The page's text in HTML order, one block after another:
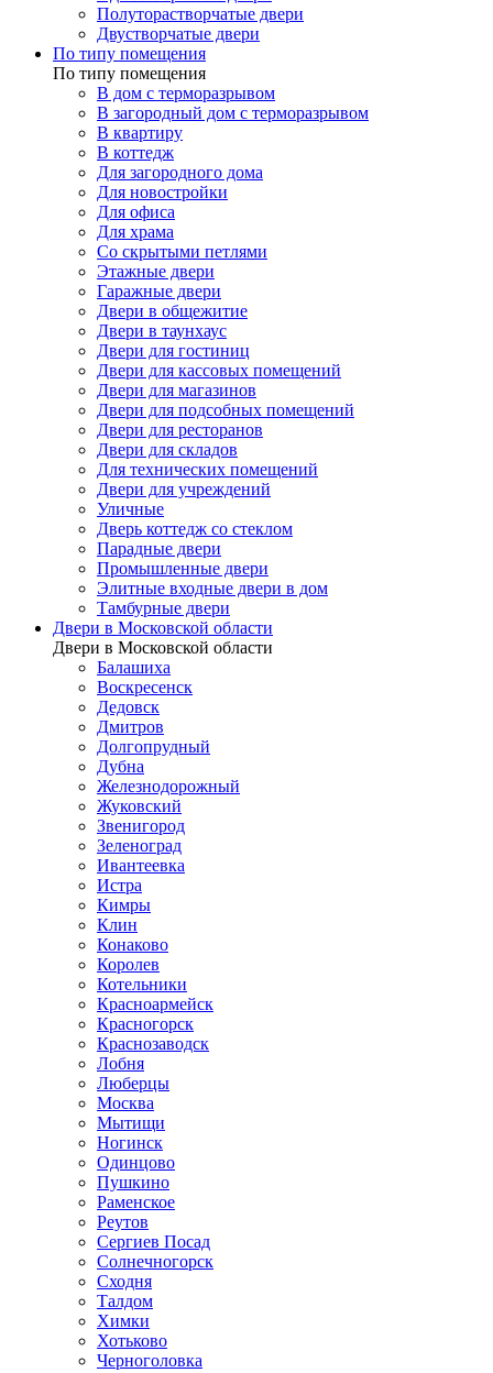
Полуторастворчатые двери
Двустворчатые двери
По типу помещения
По типу помещения
В дом с терморазрывом
В загородный дом с терморазрывом
В квартиру
В коттедж
Для загородного дома
Для новостройки
Для офиса
Для храма
Со скрытыми петлями
Этажные двери
Гаражные двери
Двери в общежитие
Двери в таунхаус
Двери для гостиниц
Двери для кассовых помещений
Двери для магазинов
Двери для подсобных помещений
Двери для ресторанов
Двери для складов
Для технических помещений
Двери для учреждений
Уличные
Дверь коттедж со стеклом
Парадные двери
Промышленные двери
Элитные входные двери в дом
Тамбурные двери
Двери в Московской области
Двери в Московской области
Балашиха
Воскресенск
Дедовск
Дмитров
Долгопрудный
Дубна
Железнодорожный
Жуковский
Звенигород
Зеленоград
Ивантеевка
Истра
Кимры
Клин
Конаково
Королев
Котельники
Красноармейск
Красногорск
Краснозаводск
Лобня
Люберцы
Москва
Мытищи
Ногинск
Одинцово
Пушкино
Раменское
Реутов
Сергиев Посад
Солнечногорск
Сходня
Талдом
Химки
Хотьково
Черноголовка